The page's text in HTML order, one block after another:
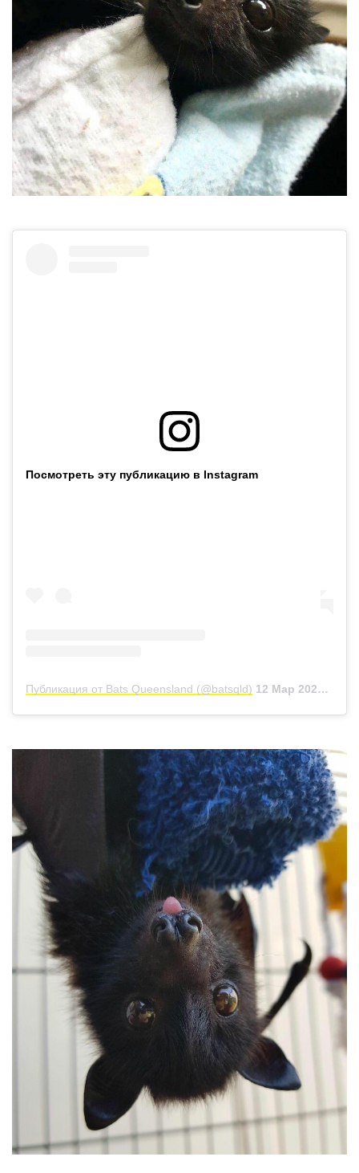
Посмотреть эту публикацию в Instagram
Публикация от Bats Queensland (@batsqld) 12 Мар 2020 в 3:43 PDT